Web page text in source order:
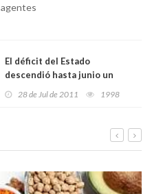
El déficit del Estado
descendió hasta junio un
28 de Jul de 2011 1998